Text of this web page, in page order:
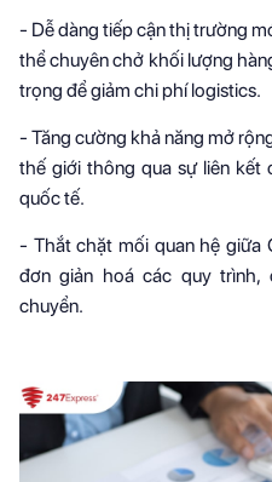
- Dễ dàng tiếp cận thị trường
thể chuyên chở khối lượng
trọng để giảm chi phí logistics.
- Tăng cường khả năng mở
thế giới thông qua sự liên kết
quốc tế.
- Thắt chặt mối quan hệ giữa
đơn giản hoá các quy
chuyển.